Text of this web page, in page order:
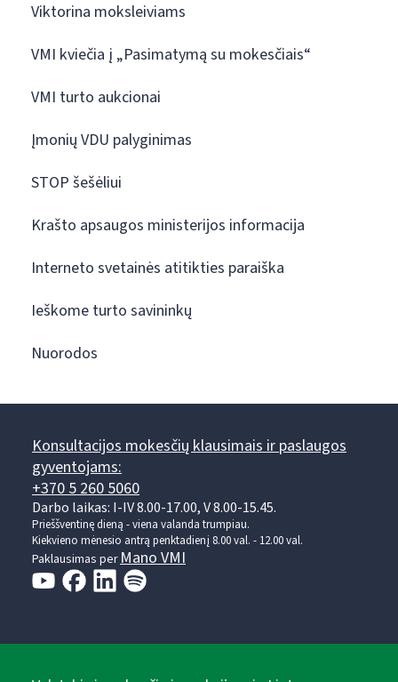
Viktorina moksleiviams
VMI kviečia į „Pasimatymą su mokesčiais“
VMI turto aukcionai
Įmonių VDU palyginimas
STOP šešėliui
Krašto apsaugos ministerijos informacija
Interneto svetainės atitikties paraiška
Ieškome turto savininkų
Nuorodos
Konsultacijos mokesčių klausimais ir paslaugos
gyventojams:
+370 5 260 5060
Darbo laikas: I-IV 8.00-17.00, V 8.00-15.45.
Prieššventinę dieną - viena valanda trumpiau.
Kiekvieno mėnesio antrą penktadienį 8.00 val. - 12.00 val.
Paklausimas perMano VMI